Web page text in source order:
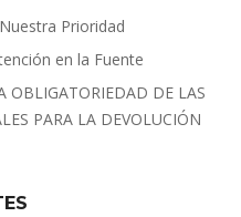
Prioridad
en la Fuente
OBLIGATORIEDAD DE LAS
PARA LA DEVOLUCIÓN